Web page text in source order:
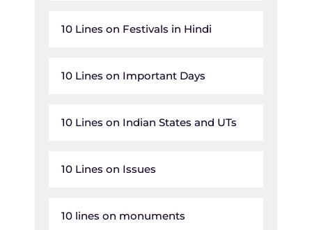
10 Lines on Festivals in Hindi
10 Lines on Important Days
10 Lines on Indian States and UTs
10 Lines on Issues
10 lines on monuments